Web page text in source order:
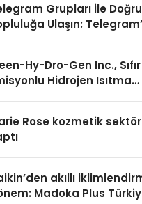
Grupları ile Doğru
Ulaşın:
Hy-Dro-Gen Inc.,
Hidrojen Isıtma
Rose kozmetik
akıllı
Madoka Plus